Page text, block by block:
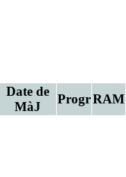
Date de
MàJ
ProgrRAM